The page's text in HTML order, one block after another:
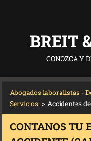
BREIT
CONOZCA Y
Abogados laboralistas -
Servicios > Accidentes
CONTANOS TU